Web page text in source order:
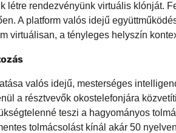
létre rendezvényünk virtuális klónját.
A platform valós idejű
virtuálisan, a tényleges helyszín
valós idejű, mesterséges
a résztvevők okostelefonjára
teszi a hagyományos
tolmácsolást kínál akár 50